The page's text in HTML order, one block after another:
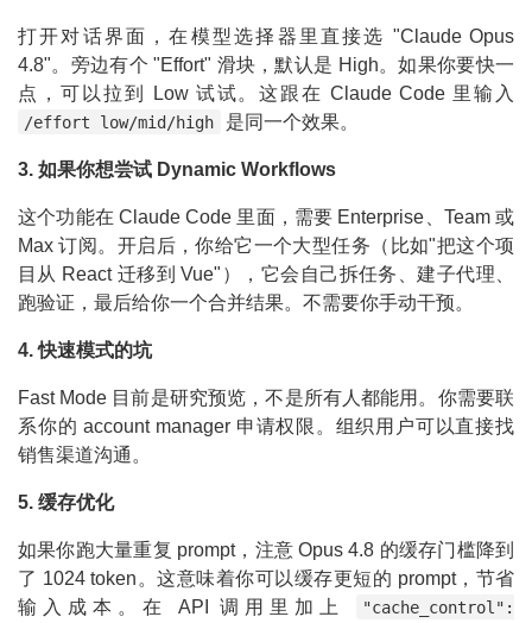
打开对话界面，在模型选择器里直接选 "Claude Opus
4.8"。旁边有个 "Effort" 滑块，默认是 High。如果你要快一
点，可以拉到 Low 试试。这跟在 Claude Code 里输入
/effort low/mid/high 是同一个效果。
3. 如果你想尝试 Dynamic Workflows
这个功能在 Claude Code 里面，需要 Enterprise、Team 或
Max 订阅。开启后，你给它一个大型任务（比如"把这个项
目从 React 迁移到 Vue"），它会自己拆任务、建子代理、
跑验证，最后给你一个合并结果。不需要你手动干预。
4. 快速模式的坑
Fast Mode 目前是研究预览，不是所有人都能用。你需要联
系你的 account manager 申请权限。组织用户可以直接找
销售渠道沟通。
5. 缓存优化
如果你跑大量重复 prompt，注意 Opus 4.8 的缓存门槛降到
了 1024 token。这意味着你可以缓存更短的 prompt，节省
输入成本。在 API 调用里加上
"cache_control":